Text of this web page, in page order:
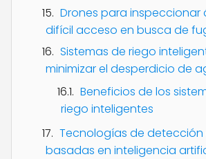
Drones para inspeccionar
difícil acceso en busca de
Sistemas de riego
minimizar el desperdicio de
Beneficios de los
riego inteligentes
Tecnologías de
basadas en inteligencia